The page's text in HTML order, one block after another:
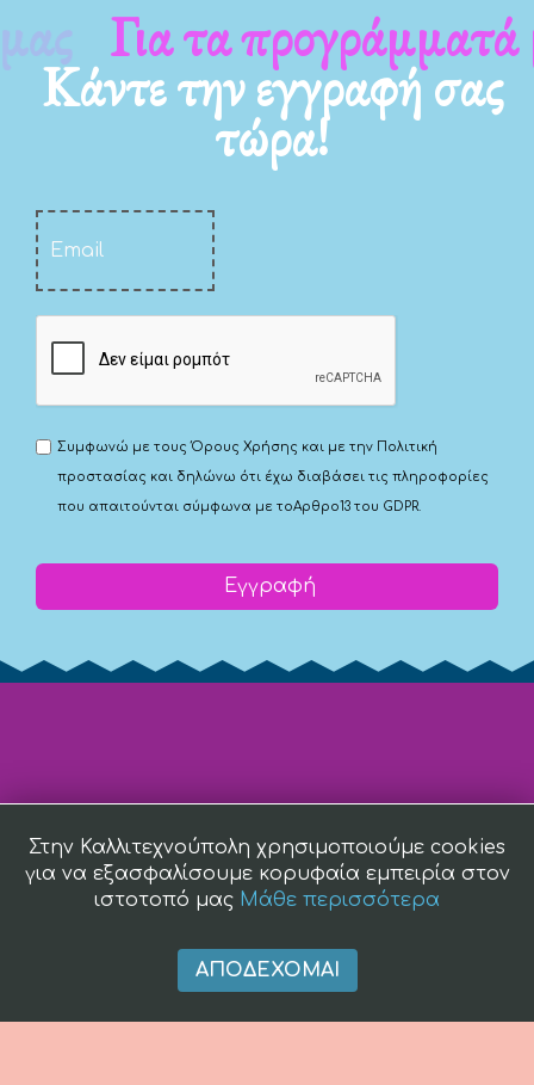
Για τα νέα μας
Κάντε την εγγραφή σας
τώρα!
Συμφωνώ με τουςΌρους Χρήσης και με την Πολιτική
προστασίας και δηλώνω ότι έχω διαβάσει τις πληροφορίες
που απαιτούνται σύμφωνα με τοΑρθρο13 του GDPR.
Εγγραφή
Στην Καλλιτεχνούπολη χρησιμοποιούμε cookies
για να εξασφαλίσουμε κορυφαία εμπειρία στον
ιστοτοπό μας Μάθε περισσότερα
ΑΠΟΔΈΧΟΜΑΙ